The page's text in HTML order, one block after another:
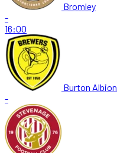
Bromley
-
16:00
Burton Albion
-